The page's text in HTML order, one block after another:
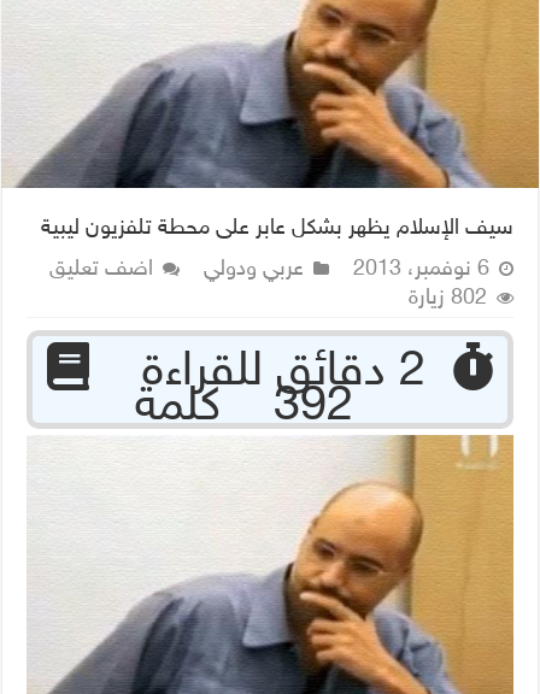
سيف الإسلام يظهر بشكل عابر على محطة تلفزيون ليبية
6 نوفمبر، 2013
عربي ودولي
اضف تعليق
802 زيارة
392 كلمة